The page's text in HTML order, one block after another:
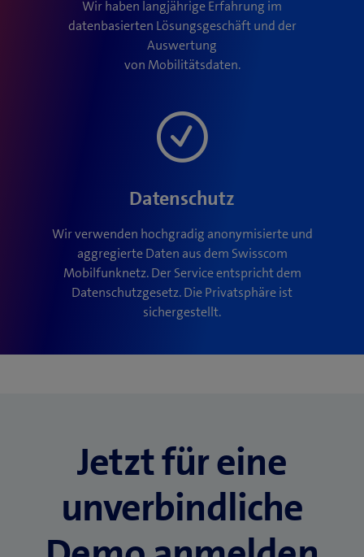
Wir haben langjährige Erfahrung im
datenbasierten Lösungsgeschäft und der
Auswertung
von Mobilitätsdaten.
Datenschutz
Wir verwenden hochgradig anonymisierte und
aggregierte Daten aus dem Swisscom
Mobilfunknetz. Der Service entspricht dem
Datenschutzgesetz. Die Privatsphäre ist
sichergestellt.
Jetzt für eine
unverbindli­che